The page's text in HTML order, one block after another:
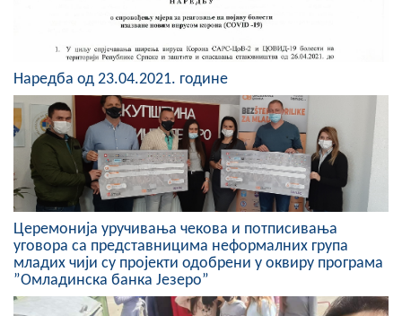
COVID 19
Геоистраживања
ФИНАНСИЈЕ
ПРИВРЕДА
Пољопривреда
Туризам
Спорт
ЦИВИЛНА ЗАШТИТА
Наредба од 23.04.2021. године
Церемонија уручивања чекова и потписивања
уговора са представницима неформалних група
младих чији су пројекти одобрени у оквиру програма
”Омладинска банка Језеро”